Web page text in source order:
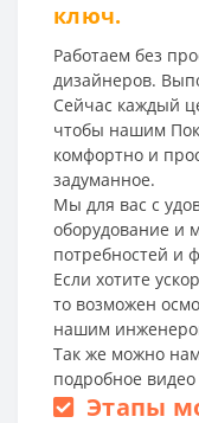
ключ.
Работаем без
дизайнеров.
Сейчас каждый
чтобы нашим
комфортно и
задуманное.
Мы для вас с
оборудование и
потребностей и
Если хотите
то возможен
нашим
Так же можно
подробное
Этапы